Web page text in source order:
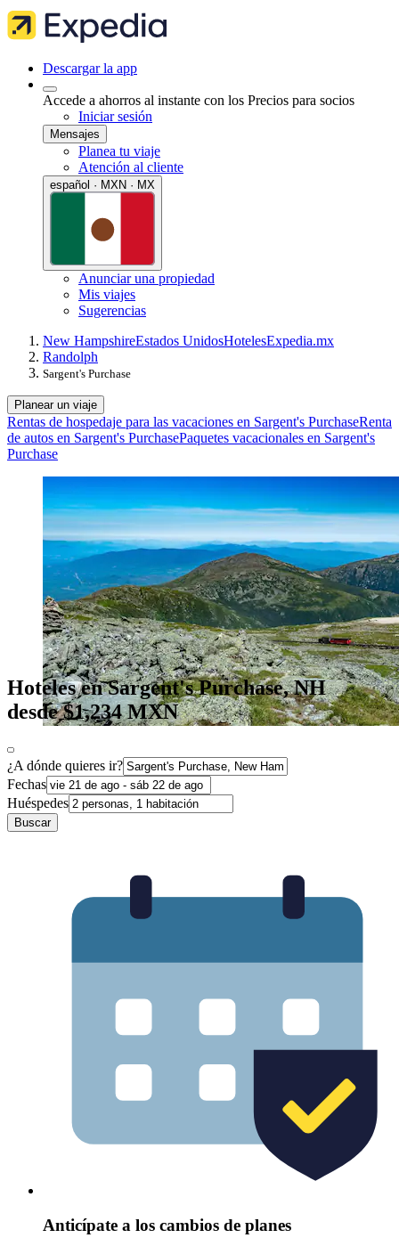
Descargar la app
Accede a ahorros al instante con los Precios para socios
Iniciar sesión
Mensajes
Planea tu viaje
Atención al cliente
español · MXN · MX
Anunciar una propiedad
Mis viajes
Sugerencias
New HampshireEstados UnidosHotelesExpedia.mx
Randolph
Sargent's Purchase
Planear un viaje
Rentas de hospedaje para las vacaciones en Sargent's PurchaseRenta
de autos en Sargent's PurchasePaquetes vacacionales en Sargent's
Purchase
Hoteles en Sargent's Purchase, NH
desde $1,234 MXN
¿A dónde quieres ir?
Fechas
Huéspedes
Buscar
Anticípate a los cambios de planes